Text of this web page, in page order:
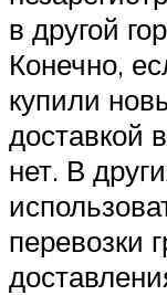
в другой
Конечно,
купили
доставкой
нет. В
перевозки